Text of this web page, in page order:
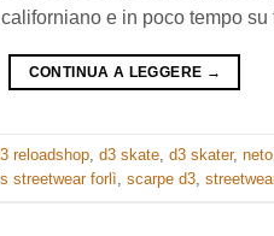
e in poco tempo su
CONTINUA A LEGGERE →
reloadshop d3 skate d3 skater, neto
streetwear forlì scarpe d3